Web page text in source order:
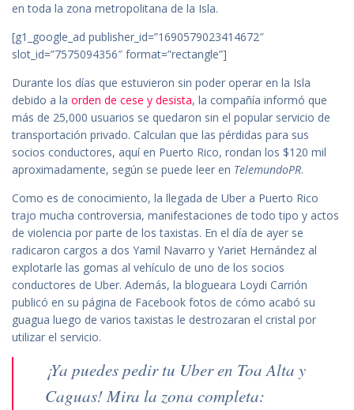
en toda la zona metropolitana de la Isla.
[g1_google_ad publisher_id=”1690579023414672″
slot_id=”7575094356″ format=”rectangle”]
Durante los días que estuvieron sin poder operar en la Isla
debido a la orden de cese y desista, la compañía informó que
más de 25,000 usuarios se quedaron sin el popular servicio de
transportación privado. Calculan que las pérdidas para sus
socios conductores, aquí en Puerto Rico, rondan los $120 mil
aproximadamente, según se puede leer en TelemundoPR.
Como es de conocimiento, la llegada de Uber a Puerto Rico
trajo mucha controversia, manifestaciones de todo tipo y actos
de violencia por parte de los taxistas. En el día de ayer se
radicaron cargos a dos Yamil Navarro y Yariet Hernández al
explotarle las gomas al vehículo de uno de los socios
conductores de Uber. Además, la blogueara Loydi Carrión
publicó en su página de Facebook fotos de cómo acabó su
guagua luego de varios taxistas le destrozaran el cristal por
utilizar el servicio.
¡Ya puedes pedir tu Uber en Toa Alta y
Caguas! Mira la zona completa: